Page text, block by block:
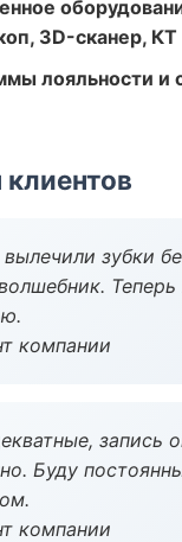
3D-сканер, КТ
лояльности и
зубки
компании
запись
Буду
компании